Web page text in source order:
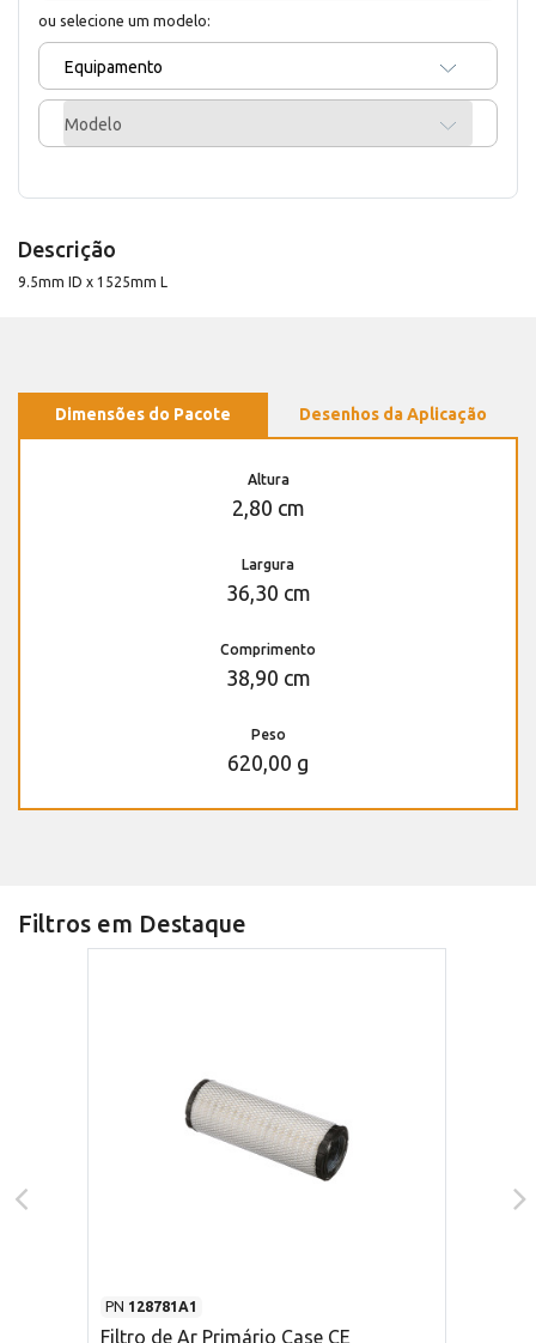
ou selecione um modelo:
Equipamento
Modelo
Descrição
9.5mm ID x 1525mm L
Dimensões do Pacote Desenhos da Aplicação
Altura
2,80 cm
Largura
36,30 cm
Comprimento
38,90 cm
Peso
620,00 g
Filtros em Destaque
PN 128781A1
Filtro de Ar Primário Case CE